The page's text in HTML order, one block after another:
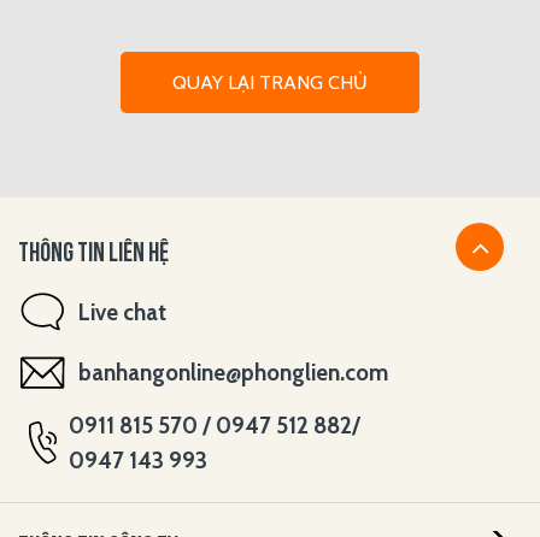
QUAY LẠI TRANG CHỦ
THÔNG TIN LIÊN HỆ
Live chat
banhangonline@phonglien.com
0911 815 570 / 0947 512 882/
0947 143 993